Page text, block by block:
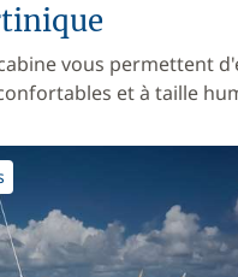
vous permettent
et à taille